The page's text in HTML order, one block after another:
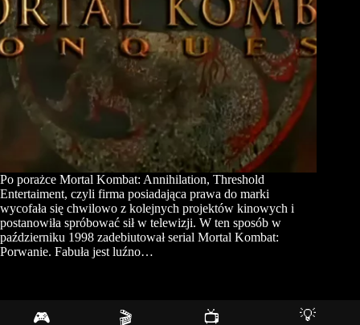
Po porażce Mortal Kombat: Annihilation, Threshold
Entertaiment, czyli firma posiadająca prawa do marki
wycofała się chwilowo z kolejnych projektów kinowych i
postanowiła spróbować sił w telewizji. W ten sposób w
październiku 1998 zadebiutował serial Mortal Kombat:
Porwanie. Fabuła jest luźno…
🎮 🎬 📺 💡